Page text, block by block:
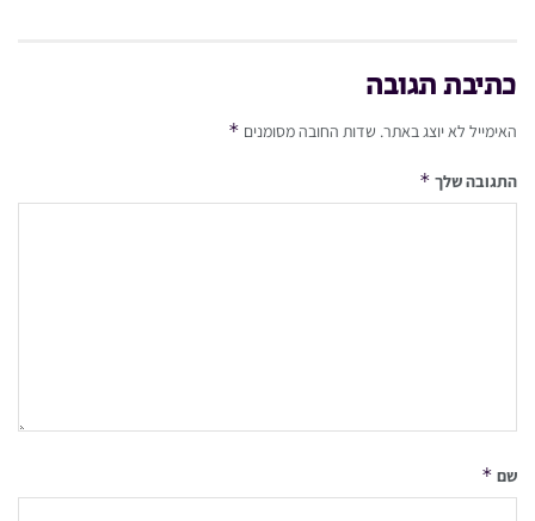
כתיבת תגובה
האימייל לא יוצג באתר. שדות החובה מסומנים *
התגובה שלך *
שם *